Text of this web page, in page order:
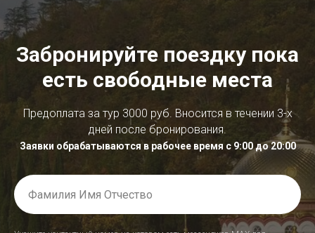
Забронируйте поездку пока
есть свободные места
Предоплата за тур 3000 руб. Вносится в течении 3-х
дней после бронирования.
Заявки обрабатываются в рабочее время с 9:00 до 20:00